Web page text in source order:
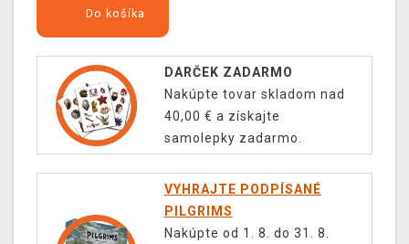
Do košíka
DARČEK ZADARMO
Nakúpte tovar skladom nad
40,00 € a získajte
samolepky zadarmo.
VYHRAJTE PODPÍSANÉ
PILGRIMS
Nakúpte od 1. 8. do 31. 8.